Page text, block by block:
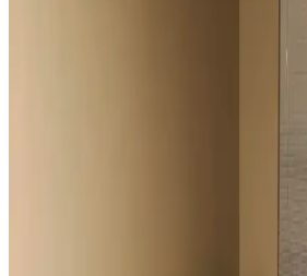
Vintage yatakların mekâna uyumu, boyut